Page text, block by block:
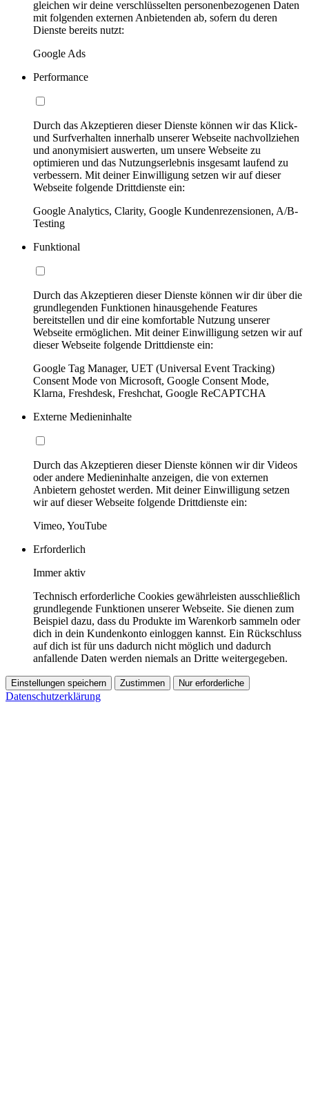
gleichen wir deine verschlüsselten personenbezogenen Daten
mit folgenden externen Anbietenden ab, sofern du deren
Dienste bereits nutzt:
Google Ads
Performance
Durch das Akzeptieren dieser Dienste können wir das Klick-
und Surfverhalten innerhalb unserer Webseite nachvollziehen
und anonymisiert auswerten, um unsere Webseite zu
optimieren und das Nutzungserlebnis insgesamt laufend zu
verbessern. Mit deiner Einwilligung setzen wir auf dieser
Webseite folgende Drittdienste ein:
Google Analytics, Clarity, Google Kundenrezensionen, A/B-
Testing
Funktional
Durch das Akzeptieren dieser Dienste können wir dir über die
grundlegenden Funktionen hinausgehende Features
bereitstellen und dir eine komfortable Nutzung unserer
Webseite ermöglichen. Mit deiner Einwilligung setzen wir auf
dieser Webseite folgende Drittdienste ein:
Google Tag Manager, UET (Universal Event Tracking)
Consent Mode von Microsoft, Google Consent Mode,
Klarna, Freshdesk, Freshchat, Google ReCAPTCHA
Externe Medieninhalte
Durch das Akzeptieren dieser Dienste können wir dir Videos
oder andere Medieninhalte anzeigen, die von externen
Anbietern gehostet werden. Mit deiner Einwilligung setzen
wir auf dieser Webseite folgende Drittdienste ein:
Vimeo, YouTube
Erforderlich
Immer aktiv
Technisch erforderliche Cookies gewährleisten ausschließlich
grundlegende Funktionen unserer Webseite. Sie dienen zum
Beispiel dazu, dass du Produkte im Warenkorb sammeln oder
dich in dein Kundenkonto einloggen kannst. Ein Rückschluss
auf dich ist für uns dadurch nicht möglich und dadurch
anfallende Daten werden niemals an Dritte weitergegeben.
Einstellungen speichern Zustimmen Nur erforderliche
Datenschutzerklärung